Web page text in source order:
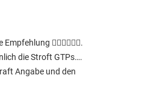
👍🏼👍🏼👍🏼.
die Stroft GTPs….
Angabe und den